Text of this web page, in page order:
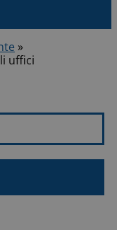
»
uffici